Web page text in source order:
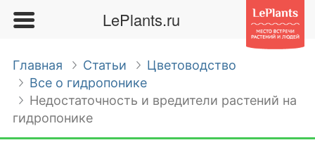
LePlants.ru
Главная Статьи
Цветоводство
Все о гидропонике
Недостаточность и вредители растений на
гидропонике